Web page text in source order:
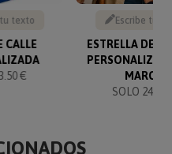
texto
CALLE
€
Escribe tu
ESTRELLA DE
MARCO
SOLO 24.90